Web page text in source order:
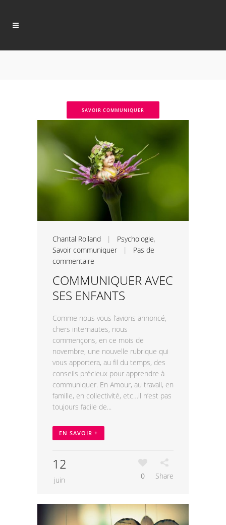
SAVOIR COMMUNIQUER
Chantal Rolland | Psychologie,
Savoir communiquer | Pas de
commentaire
COMMUNIQUER AVEC
SES ENFANTS
Comme nous vous l’avions annoncé,
chers internautes, nous
commençons, en ce mois de
novembre, une nouvelle rubrique qui
vous apportera, au fil du temps, des
conseils précieux pour apprendre à
communiquer. En Amour, au travail, en
famille, en collectivité, etc…il n’est pas
toujours facile de...
EN SAVOIR +
12
juin 0 Share